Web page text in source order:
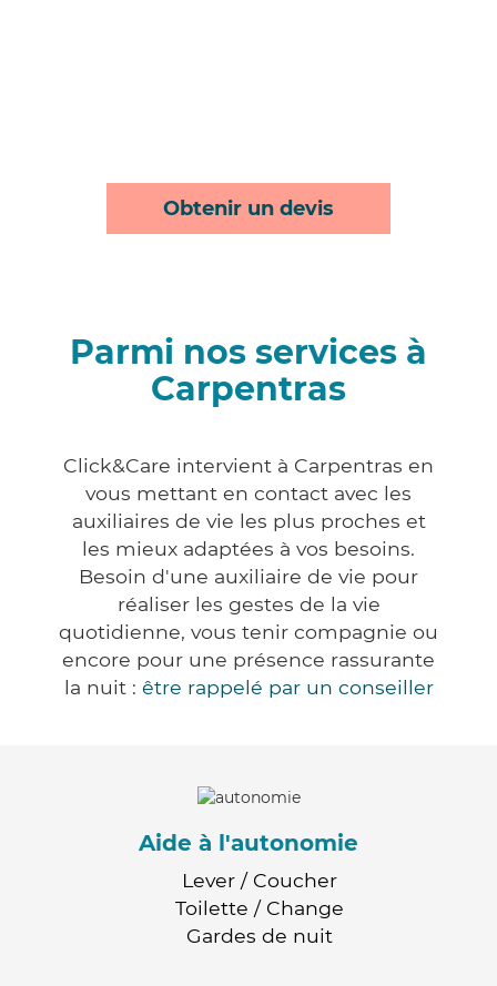
Obtenir un devis
Parmi nos services à
Carpentras
Click&Care intervient à Carpentras en
vous mettant en contact avec les
auxiliaires de vie les plus proches et
les mieux adaptées à vos besoins.
Besoin d'une auxiliaire de vie pour
réaliser les gestes de la vie
quotidienne, vous tenir compagnie ou
encore pour une présence rassurante
la nuit : être rappelé par un conseiller
Aide à l'autonomie
Lever / Coucher
Toilette / Change
Gardes de nuit